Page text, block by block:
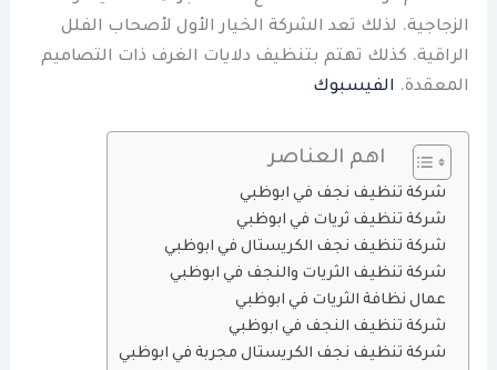
الزجاجية. لذلك تعد الشركة الخيار الأول لأصحاب الفلل
الراقية. كذلك تهتم بتنظيف دلايات الغرف ذات التصاميم
المعقدة. الفيسبوك
اهم العناصر
شركة تنظيف نجف في ابوظبي
شركة تنظيف ثريات في ابوظبي
شركة تنظيف نجف الكريستال في ابوظبي
شركة تنظيف الثريات والنجف في ابوظبي
عمال نظافة الثريات في ابوظبي
شركة تنظيف النجف في ابوظبي
شركة تنظيف نجف الكريستال مجربة في ابوظبي